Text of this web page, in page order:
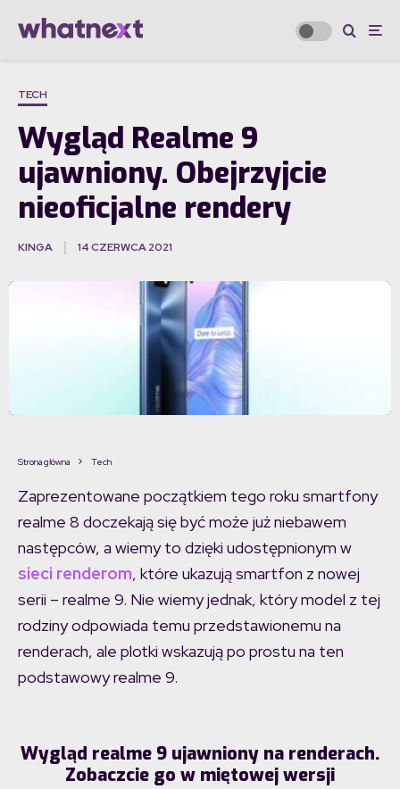
TECH
Wygląd Realme 9
ujawniony. Obejrzyjcie
nieoficjalne rendery
KINGA 14 CZERWCA 2021
Strona główna Tech
Zaprezentowane początkiem tego roku smartfony
realme 8 doczekają się być może już niebawem
następców, a wiemy to dzięki udostępnionym w
sieci renderom, które ukazują smartfon z nowej
serii – realme 9. Nie wiemy jednak, który model z tej
rodziny odpowiada temu przedstawionemu na
renderach, ale plotki wskazują po prostu na ten
podstawowy realme 9.
Wygląd realme 9 ujawniony na renderach.
Zobaczcie go w miętowej wersji